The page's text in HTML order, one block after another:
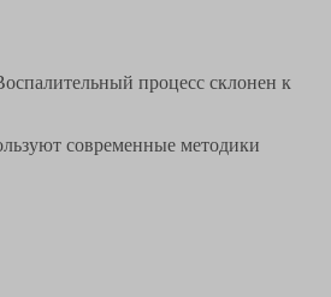
процесс склонен к
современные методики